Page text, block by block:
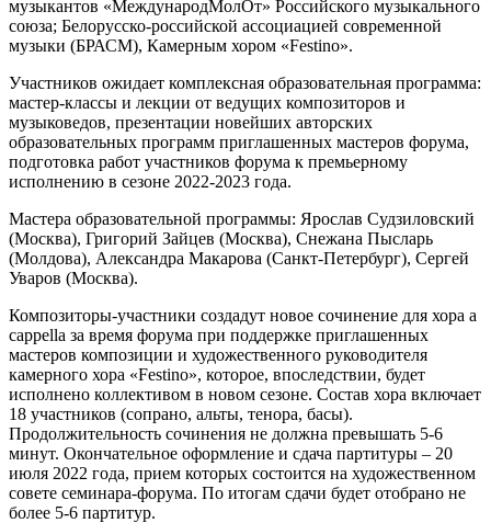
музыкантов «МеждународМолОт» Российского музыкального
союза; Белорусско-российской ассоциацией современной
музыки (БРАСМ), Камерным хором «Festino».
Участников ожидает комплексная образовательная программа:
мастер-классы и лекции от ведущих композиторов и
музыковедов, презентации новейших авторских
образовательных программ приглашенных мастеров форума,
подготовка работ участников форума к премьерному
исполнению в сезоне 2022-2023 года.
Мастера образовательной программы: Ярослав Судзиловский
(Москва), Григорий Зайцев (Москва), Снежана Пысларь
(Молдова), Александра Макарова (Санкт-Петербург), Сергей
Уваров (Москва).
Композиторы-участники создадут новое сочинение для хора a
cappella за время форума при поддержке приглашенных
мастеров композиции и художественного руководителя
камерного хора «Festino», которое, впоследствии, будет
исполнено коллективом в новом сезоне. Состав хора включает
18 участников (сопрано, альты, тенора, басы).
Продолжительность сочинения не должна превышать 5-6
минут. Окончательное оформление и сдача партитуры – 20
июля 2022 года, прием которых состоится на художественном
совете семинара-форума. По итогам сдачи будет отобрано не
более 5-6 партитур.